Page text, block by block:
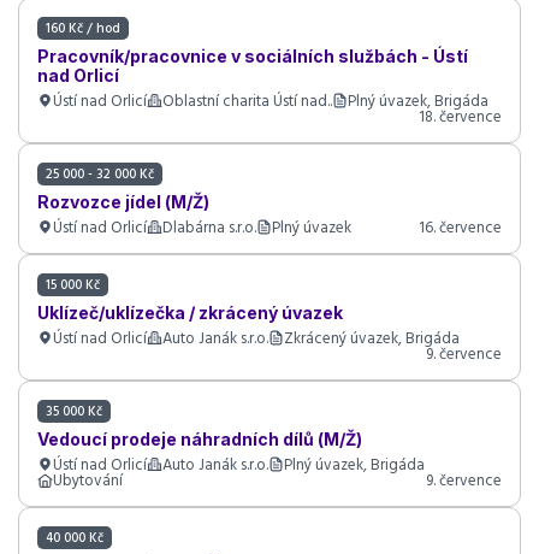
Pokud hledáte práci v lokalitě Ústí nad Orlicí, projděte si aktuální
inzeráty níže a porovnejte mzdu, typ úvazku, místo výkonu práce i
požadavky zaměstnavatele. Nabídky práce v této lokalitě pravidelně
aktualizujeme, aby uchazeči našli co nejčerstvější volná místa a firmy
mohly rychleji obsadit vhodné kandidáty. Pro lepší orientaci sledujte
také nejžádanější profese, firmy s aktuální inzercí a další oblíbené
lokality, které mohou nabídnout podobné pracovní příležitosti v
dojezdové vzdálenosti.
160 Kč / hod
Pracovník/pracovnice v sociálních službách - Ústí
nad Orlicí
Ústí nad Orlicí Oblastní charita Ústí nad.. Plný úvazek, Brigáda
18. července
25 000 - 32 000 Kč
Rozvozce jídel (M/Ž)
Ústí nad Orlicí Dlabárna s.r.o. Plný úvazek 16. července
15 000 Kč
Uklízeč/uklízečka / zkrácený úvazek
Ústí nad Orlicí Auto Janák s.r.o. Zkrácený úvazek, Brigáda
9. července
35 000 Kč
Vedoucí prodeje náhradních dílů (M/Ž)
Ústí nad Orlicí Auto Janák s.r.o. Plný úvazek, Brigáda
Ubytování 9. července
40 000 Kč